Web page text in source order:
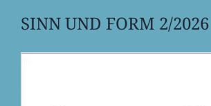
SINN UND FORM 2/2026